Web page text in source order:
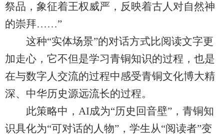
祭品，象征着王权威严，反映着古人对自然神
的崇拜……”
这种“实体场景”的对话方式比阅读文字更
加走心，它不但是学习青铜知识的过程，也是
在与数字人交流的过程中感受青铜文化博大精
深、中华历史源远流长的过程。
此策略中，AI成为“历史回音壁”，青铜知
识具化为“可对话的人物”，学生从“阅读者”变